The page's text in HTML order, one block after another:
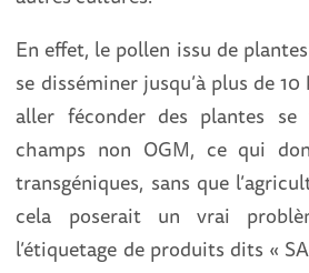
En effet, le pollen issu de
se disséminer jusqu’à plus de
aller féconder des plantes se
champs non OGM, ce qui
transgéniques, sans que
cela poserait un vrai
l’étiquetage de produits dits «